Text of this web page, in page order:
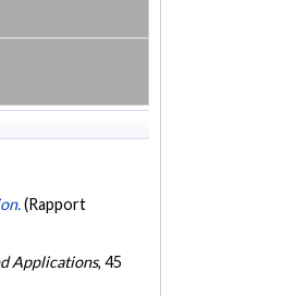
(Rapport
Applications, 45